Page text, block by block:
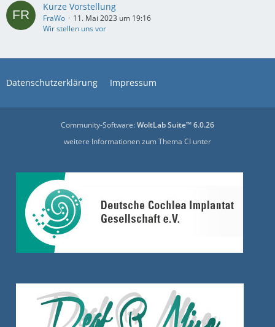
Kurze Vorstellung
FraWo
11. Mai 2023 um 19:16
Wir stellen uns vor
Datenschutzerklärung Impressum
Community-Software:WoltLab Suite™ 6.0.26
weitere Informationen zum Thema CI unter